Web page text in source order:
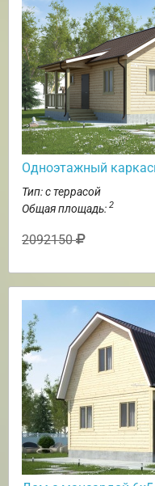
Одноэтажный
Тип: с террасой
Общая площадь: 2
2092150